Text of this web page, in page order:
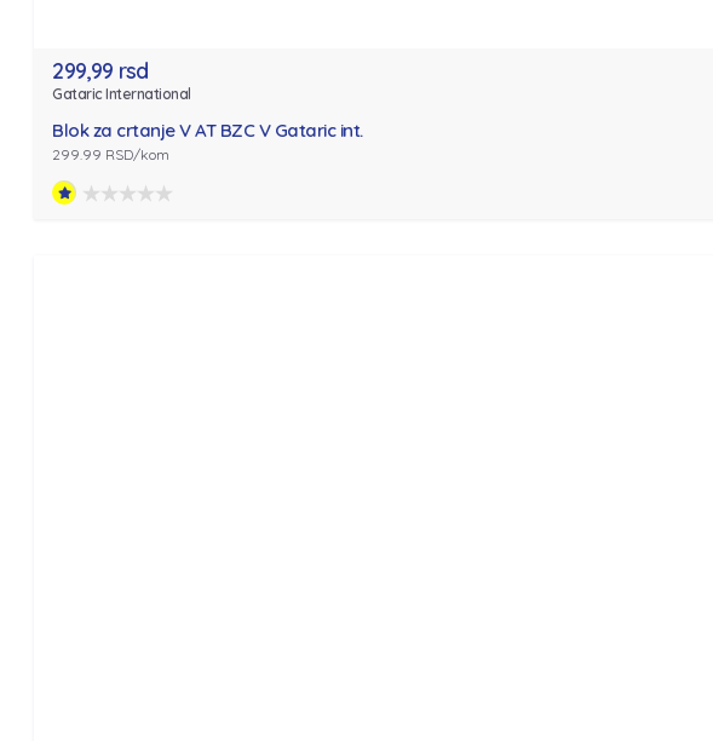
299,99 rsd
Gataric International
Blok za crtanje V AT BZC V Gataric int.
299.99 RSD/kom